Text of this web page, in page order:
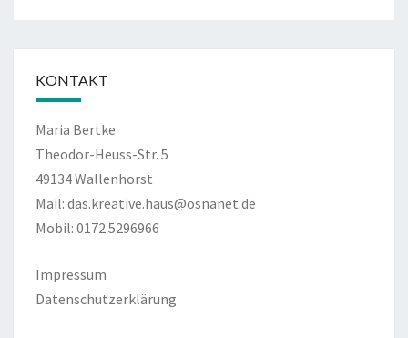
KONTAKT
Maria Bertke
Theodor-Heuss-Str. 5
49134 Wallenhorst
Mail: das.kreative.haus@osnanet.de
Mobil: 0172 5296966
Impressum
Datenschutzerklärung